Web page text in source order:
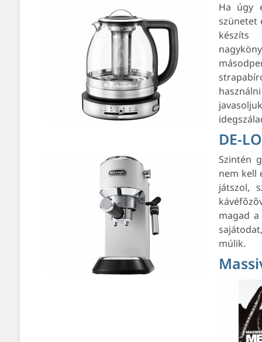
Ha úgy
szünetet
készíts
DE-
Szintén
nem kell
játszol,
magad
múlik.